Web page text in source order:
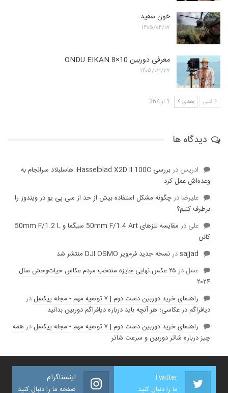
خون سفید
۱۴۰۵/۰۴/۰۷
معرفی دوربین ONDU EIKAN 8×10
۱۴۰۵/۰۳/۲۷
قبلی بعدی 1 از 364
دیدگاه ها
ادریس در
بررسی Hasselblad X2D II 100C: هاسلبلاد سرانجام به
وعده‌‌اش عمل کرد
عليرضادرچگونه مشکل استفاده بیش از حد از سی پی یو در ویندوز را
برطرف کنیم؟
علی در
مقایسه لنز‌های 50mm F/1.4 Art سیگما و 50mm F/1.2 L
کانن
sajjadدرنسخه جدید فرم‌ویر DJI OSMO منتشر شد
عسل در
۲۵ عکس نهایی جایزه منتخب مردم عکاس حیات‌وحش سال
۲۰۲۴
راهنمای خرید دوربین دست دوم | ۷ توصیه مهم - مجله پیکسل
در
دیافراگم در عکاسی؛ هر آنچه باید درباره دیافراگم دوربین بدانید
راهنمای خرید دوربین دست دوم | ۷ توصیه مهم - مجله پیکسل
در همه
چیز درباره شاتر دوربین و سرعت شاتر
Twitter
ما را دنبال کنید
اینستاگرام
صفحه ما را دنبال کنید